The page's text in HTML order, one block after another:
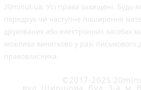
20minut.ua. Усі права захищені. Будь-
передрук чи наступне поширення
друкованих або електронних засобах
можлива винятково у разі письмового
правовласника.
©2017-2025